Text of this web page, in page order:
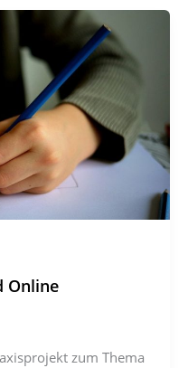
Online
zum Thema